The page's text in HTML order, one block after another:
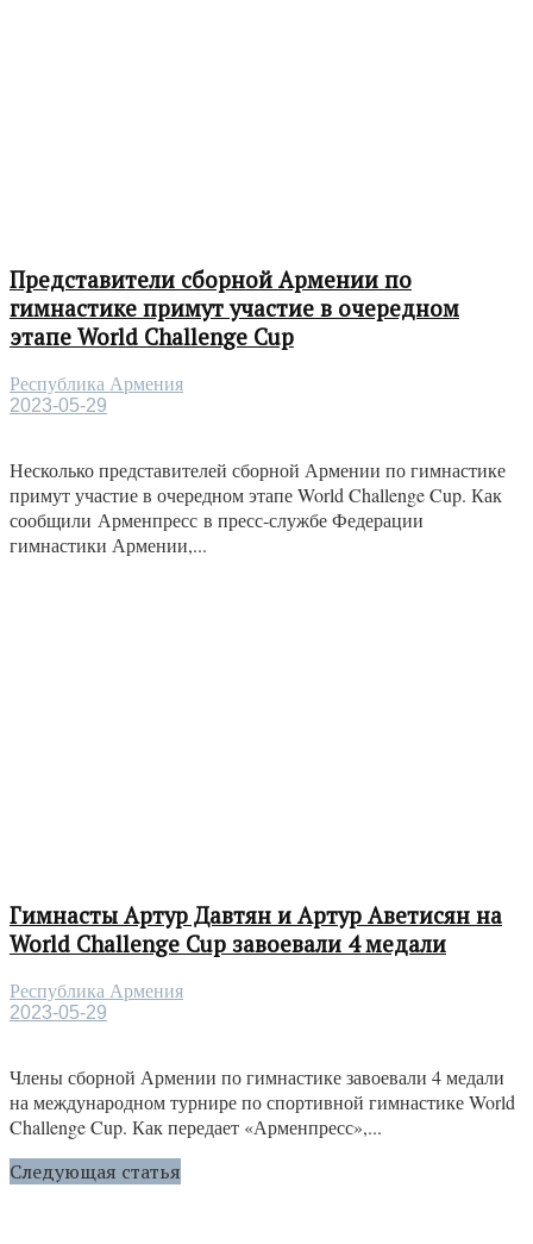
Представители сборной Армении по
гимнастике примут участие в очередном
этапе World Challenge Cup
Республика Армения
2023-05-29
Несколько представителей сборной Армении по гимнастике
примут участие в очередном этапе World Challenge Cup. Как
сообщили Арменпресс в пресс-службе Федерации
гимнастики Армении,...
Гимнасты Артур Давтян и Артур Аветисян на
World Challenge Cup завоевали 4 медали
Республика Армения
2023-05-29
Члены сборной Армении по гимнастике завоевали 4 медали
на международном турнире по спортивной гимнастике World
Challenge Cup. Как передает «Арменпресс»,...
Следующая статья